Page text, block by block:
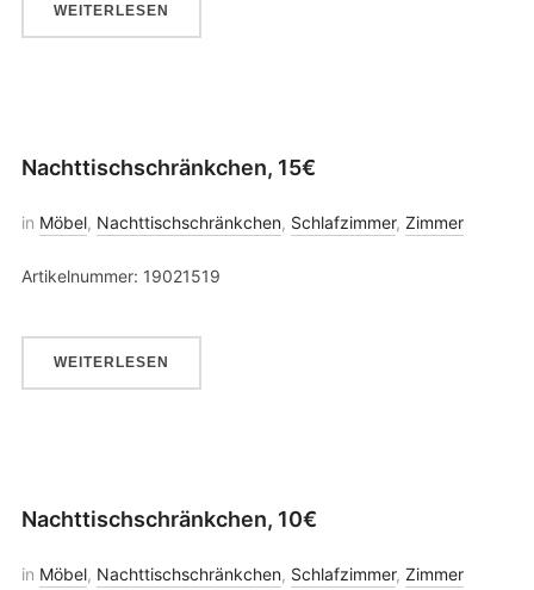
WEITERLESEN
Nachttischschränkchen, 15€
in Möbel, Nachttischschränkchen, Schlafzimmer, Zimmer
Artikelnummer: 19021519
WEITERLESEN
Nachttischschränkchen, 10€
in Möbel, Nachttischschränkchen, Schlafzimmer, Zimmer